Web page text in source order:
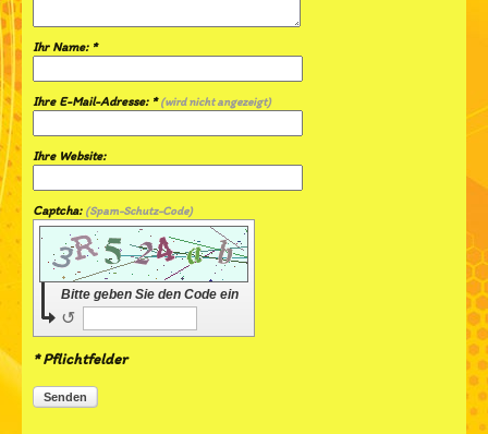
Ihr Name: *
Ihre E-Mail-Adresse: *(wird nicht angezeigt)
Ihre Website:
Captcha: (Spam-Schutz-Code)
Bitte geben Sie den Code ein
↺
* Pflichtfelder
Senden